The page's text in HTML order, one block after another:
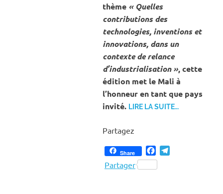
thème « Quelles
contributions des
technologies, inventions et
innovations, dans un
contexte de relance
d’industrialisation », cette
édition met le Mali à
l’honneur en tant que pays
invité. LIRE LA SUITE…
Partagez
Share Facebook
Partager